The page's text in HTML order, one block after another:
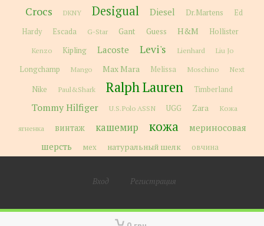
Crocs DKNY Desigual Diesel Dr.Martens
Ed
Hardy
Escada G-Star Gant Guess H&M Hollister
Kenzo Kipling Lacoste Levi's Lienhard Liu Jo
Longchamp Mango Max Mara Melissa Moschino
Next
Nike
Paul&Shark Ralph Lauren Timberland
Tommy Hilfiger U.S.Polo ASSN UGG Zara
Кожа
ягненка
винтаж кашемир кожа
мериносовая
шерсть
мех натуральный шелк овчина
Вход Регистрация